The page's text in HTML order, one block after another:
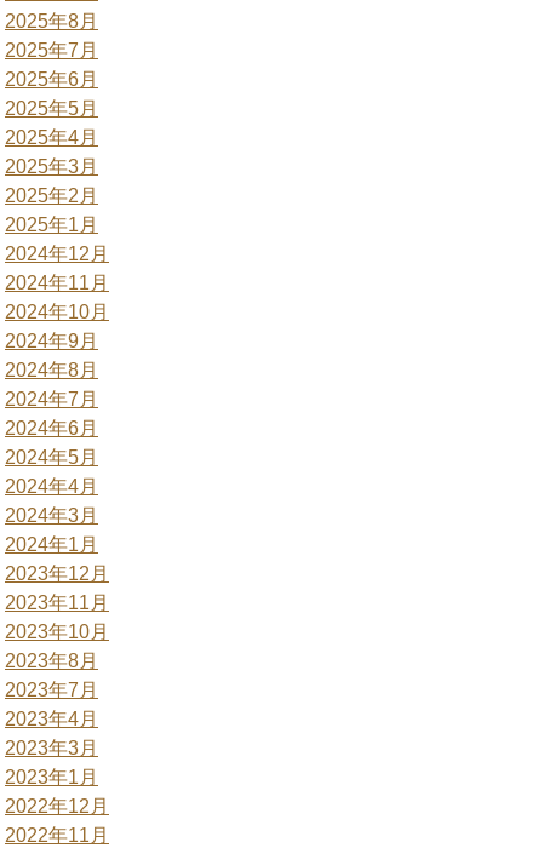
2025年8月
2025年7月
2025年6月
2025年5月
2025年4月
2025年3月
2025年2月
2025年1月
2024年12月
2024年11月
2024年10月
2024年9月
2024年8月
2024年7月
2024年6月
2024年5月
2024年4月
2024年3月
2024年1月
2023年12月
2023年11月
2023年10月
2023年8月
2023年7月
2023年4月
2023年3月
2023年1月
2022年12月
2022年11月